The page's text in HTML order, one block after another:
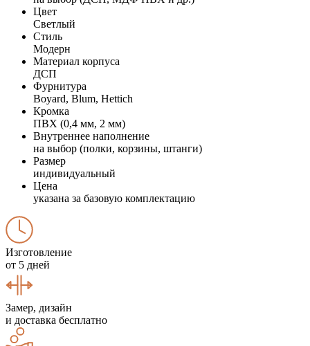
Цвет
Светлый
Стиль
Модерн
Материал корпуса
ДСП
Фурнитура
Boyard, Blum, Hettich
Кромка
ПВХ (0,4 мм, 2 мм)
Внутреннее наполнение
на выбор (полки, корзины, штанги)
Размер
индивидуальный
Цена
указана за базовую комплектацию
Изготовление
от 5 дней
Замер, дизайн
и доставка бесплатно